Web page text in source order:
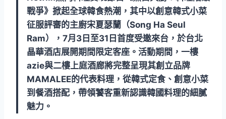
戰爭》掀起全球韓食熱潮，其中以創意韓式小菜
征服評審的主廚宋夏瑟蘭（Song Ha Seul
Ram），7月3日至31日首度受邀來台，於台北
晶華酒店展開期間限定客座。活動期間，一樓
azie與二樓上庭酒廊將完整呈現其創立品牌
MAMALEE的代表料理，從韓式定食、創意小菜
到餐酒搭配，帶領饕客重新認識韓國料理的細膩
魅力。